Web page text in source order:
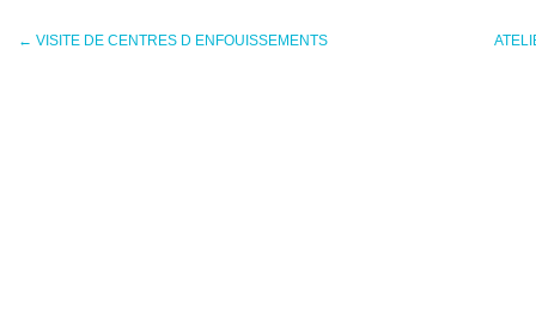
← VISITE DE CENTRES D ENFOUISSEMENTS